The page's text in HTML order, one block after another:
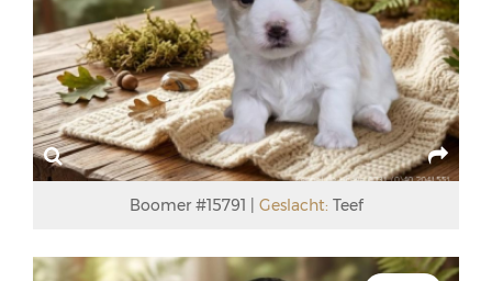
Boomer #15791 Geslacht: Teef